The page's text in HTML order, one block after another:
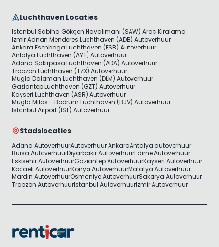
Luchthaven Locaties
Istanbul Sabiha Gökçen Havalimanı (SAW) Araç Kiralama
Izmir Adnan Menderes Luchthaven (ADB) Autoverhuur
Ankara Esenboga Luchthaven (ESB) Autoverhuur
Antalya Luchthaven (AYT) Autoverhuur
Adana Sakirpasa Luchthaven (ADA) Autoverhuur
Trabzon Luchthaven (TZX) Autoverhuur
Mugla Dalaman Luchthaven (DLM) Autoverhuur
Gaziantep Luchthaven (GZT) Autoverhuur
Kayseri Luchthaven (ASR) Autoverhuur
Mugla Milas - Bodrum Luchthaven (BJV) Autoverhuur
Istanbul Airport (IST) Autoverhuur
Stadslocaties
Adana AutoverhuurAutoverhuur AnkaraAntalya autoverhuur
Bursa AutoverhuurDiyarbakir AutoverhuurEdirne Autoverhuur
Eskisehir AutoverhuurGaziantep AutoverhuurKayseri Autoverhuur
Kocaeli AutoverhuurKonya AutoverhuurMalatya Autoverhuur
Mardin AutoverhuurOsmaniye AutoverhuurSakarya Autoverhuur
Trabzon AutoverhuurIstanbul AutoverhuurIzmir Autoverhuur